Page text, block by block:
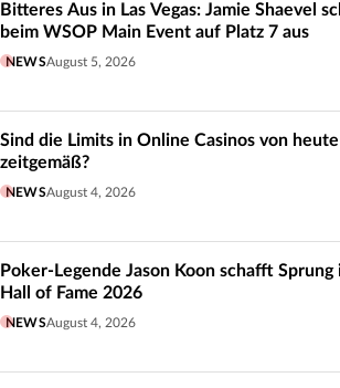
Bitteres Aus in Las Vegas: Jamie Shaevel
beim WSOP Main Event auf Platz 7 aus
NEWSAugust 5, 2026
Sind die Limits in Online Casinos von
zeitgemäß?
NEWSAugust 4, 2026
Poker-Legende Jason Koon schafft Sprung
Hall of Fame 2026
NEWSAugust 4, 2026